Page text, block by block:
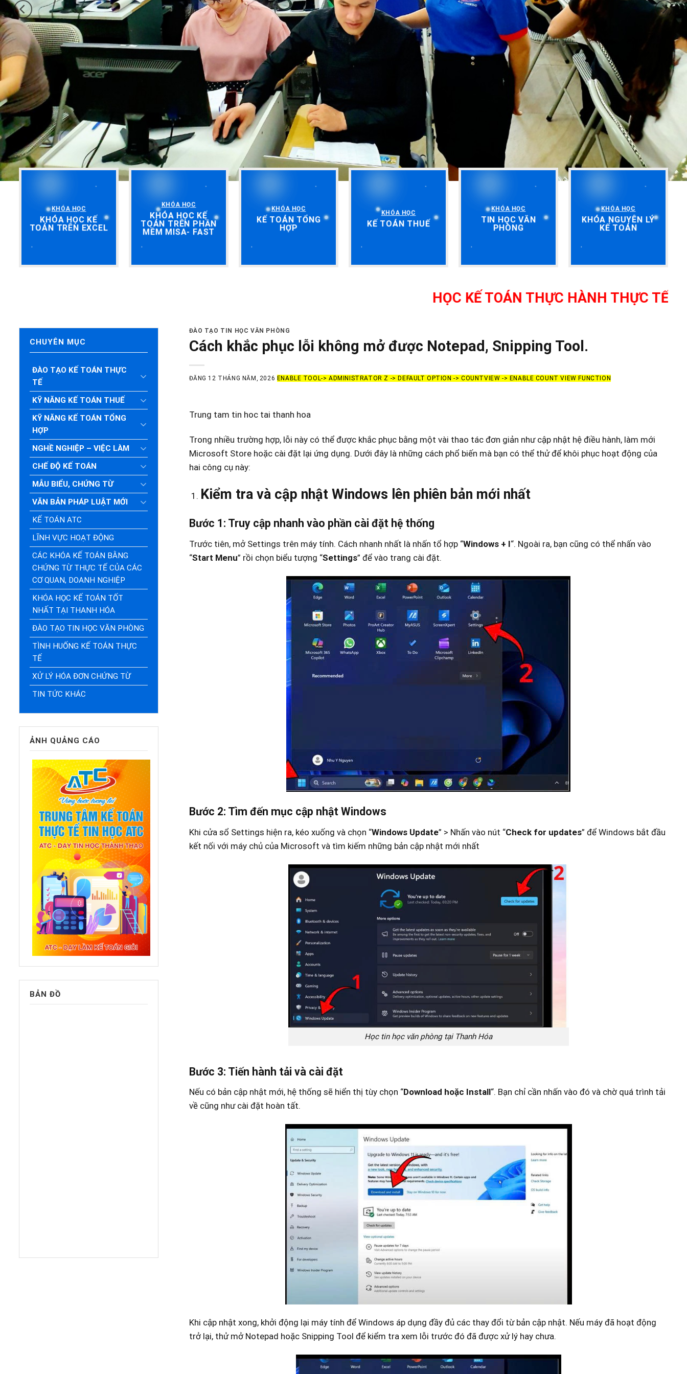
KHÓA HỌC
KHÓA HỌC KẾ
TOÁN TRÊN EXCEL
KHÓA HỌC
KHÓA HỌC KẾ
TOÁN TRÊN PHẦN
MỀM MISA- FAST
KHÓA HỌC
KẾ TOÁN TỔNG
HỢP
KHÓA HỌC
KẾ TOÁN THUẾ
KHÓA HỌC
TIN HỌC VĂN
PHÒNG
KHÓA HỌC
KHÓA NGUYÊN LÝ
KẾ TOÁN
HỌC KẾ TOÁN THỰC HÀNH THỰC TẾ TẠI
CHUYÊN MỤC
ĐÀO TẠO KẾ TOÁN THỰC
TẾ
KỸ NĂNG KẾ TOÁN THUẾ
KỸ NĂNG KẾ TOÁN TỔNG
HỢP
NGHỀ NGHIỆP – VIỆC LÀM
CHẾ ĐỘ KẾ TOÁN
MẪU BIỂU, CHỨNG TỪ
VĂN BẢN PHÁP LUẬT MỚI
KẾ TOÁN ATC
LĨNH VỰC HOẠT ĐỘNG
CÁC KHÓA KẾ TOÁN BẰNG
CHỨNG TỪ THỰC TẾ CỦA CÁC
CƠ QUAN, DOANH NGHIỆP
KHÓA HỌC KẾ TOÁN TỐT
NHẤT TẠI THANH HÓA
ĐÀO TẠO TIN HỌC VĂN PHÒNG
TÌNH HUỐNG KẾ TOÁN THỰC
TẾ
XỬ LÝ HÓA ĐƠN CHỨNG TỪ
TIN TỨC KHÁC
ẢNH QUẢNG CÁO
BẢN ĐỒ
ĐÀO TẠO TIN HỌC VĂN PHÒNG
Cách khắc phục lỗi không mở được Notepad, Snipping Tool.
ĐĂNG 12 THÁNG NĂM, 2026 ENABLE TOOL-> ADMINISTRATOR Z -> DEFAULT OPTION -> COUNTVIEW -> ENABLE COUNT VIEW FUNCTION
Trung tam tin hoc tai thanh hoa
Trong nhiều trường hợp, lỗi này có thể được khắc phục bằng một vài thao tác đơn giản như cập nhật hệ điều hành, làm mới
Microsoft Store hoặc cài đặt lại ứng dụng. Dưới đây là những cách phổ biến mà bạn có thể thử để khôi phục hoạt động của
hai công cụ này:
Kiểm tra và cập nhật Windows lên phiên bản mới nhất
Bước 1: Truy cập nhanh vào phần cài đặt hệ thống
Trước tiên, mở Settings trên máy tính. Cách nhanh nhất là nhấn tổ hợp “Windows + I“. Ngoài ra, bạn cũng có thể nhấn vào
“Start Menu” rồi chọn biểu tượng “Settings” để vào trang cài đặt.
Bước 2: Tìm đến mục cập nhật Windows
Khi cửa sổ Settings hiện ra, kéo xuống và chọn “Windows Update” > Nhấn vào nút “Check for updates” để Windows bắt đầu
kết nối với máy chủ của Microsoft và tìm kiếm những bản cập nhật mới nhất
Học tin học văn phòng tại Thanh Hóa
Bước 3: Tiến hành tải và cài đặt
Nếu có bản cập nhật mới, hệ thống sẽ hiển thị tùy chọn “Download hoặc Install“. Bạn chỉ cần nhấn vào đó và chờ quá trình tải
về cũng như cài đặt hoàn tất.
Khi cập nhật xong, khởi động lại máy tính để Windows áp dụng đầy đủ các thay đổi từ bản cập nhật. Nếu máy đã hoạt động
trở lại, thử mở Notepad hoặc Snipping Tool để kiểm tra xem lỗi trước đó đã được xử lý hay chưa.